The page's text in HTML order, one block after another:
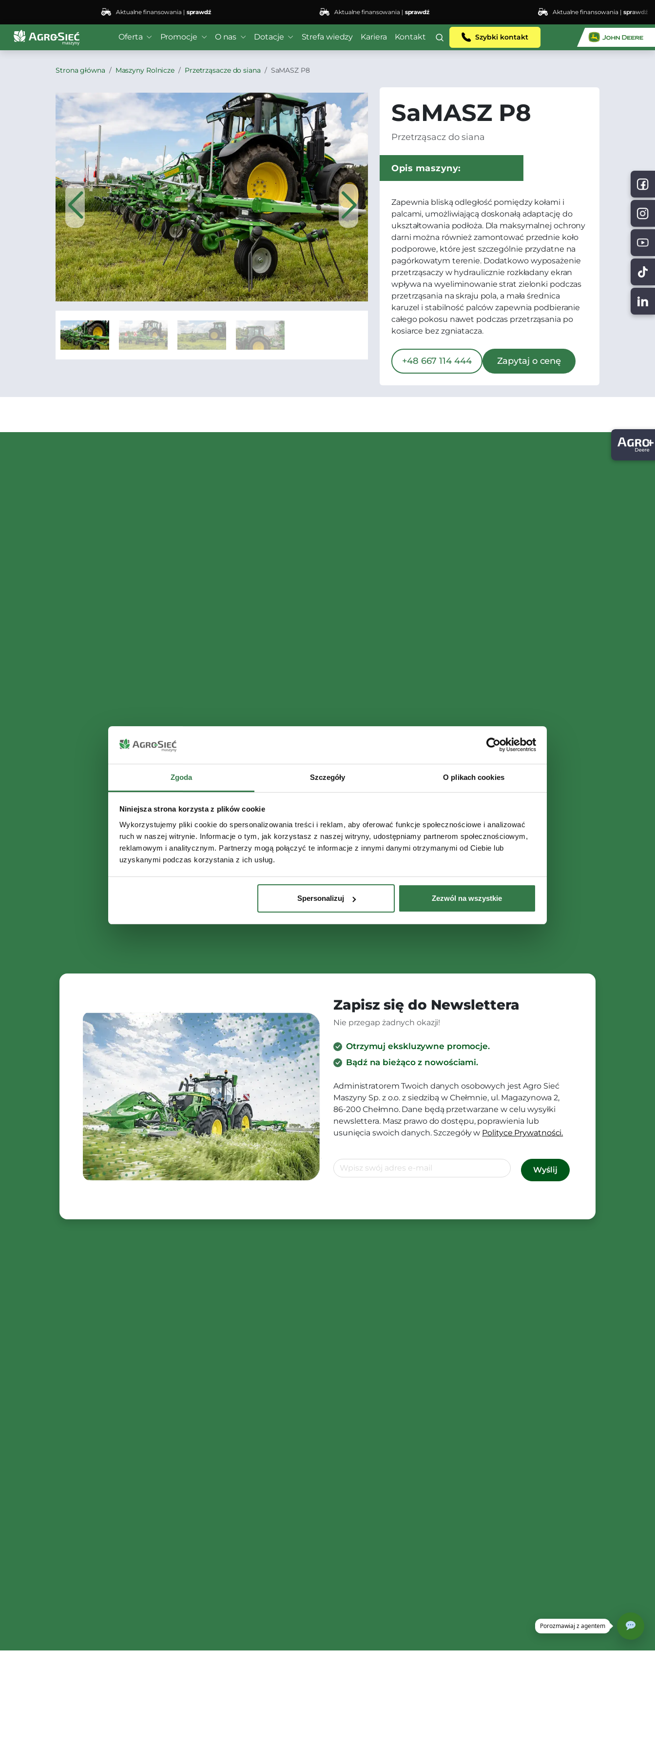
Zgoda Szczegóły O plikach cookies
Niniejsza strona korzysta z plików cookie
Wykorzystujemy pliki cookie do spersonalizowania treści i reklam, aby oferować funkcje społecznościowe i analizować
ruch w naszej witrynie. Informacje o tym, jak korzystasz z naszej witryny, udostępniamy partnerom społecznościowym,
reklamowym i analitycznym. Partnerzy mogą połączyć te informacje z innymi danymi otrzymanymi od Ciebie lub
uzyskanymi podczas korzystania z ich usług.
Spersonalizuj Zezwól na wszystkie
Aktualne finansowania |sprawdź Aktualne finansowania |sprawdź Aktualne finansowania |sprawdź
Oferta Promocje O nas Dotacje Strefa wiedzy Kariera Kontakt Szybki kontakt
Strona główna Maszyny Rolnicze Przetrząsacze do siana SaMASZ P8
SaMASZ P8
Przetrząsacz do siana
Opis maszyny:
Zapewnia bliską odległość pomiędzy kołami i
palcami, umożliwiającą doskonałą adaptację do
ukształtowania podłoża. Dla maksymalnej ochrony
darni można również zamontować przednie koło
podporowe, które jest szczególnie przydatne na
pagórkowatym terenie. Dodatkowo wyposażenie
przetrząsaczy w hydraulicznie rozkładany ekran
wpływa na wyeliminowanie strat zielonki podczas
przetrząsania na skraju pola, a mała średnica
karuzel i stabilność palców zapewnia podbieranie
całego pokosu nawet podczas przetrząsania po
kosiarce bez zgniatacza.
+48 667 114 444 Zapytaj o cenę
Zapisz się do Newslettera
Nie przegap żadnych okazji!
Otrzymuj ekskluzywne promocje.
Bądź na bieżąco z nowościami.
Administratorem Twoich danych osobowych jest Agro Sieć
Maszyny Sp. z o.o. z siedzibą w Chełmnie, ul. Magazynowa 2,
86-200 Chełmno. Dane będą przetwarzane w celu wysyłki
newslettera. Masz prawo do dostępu, poprawienia lub
usunięcia swoich danych. Szczegóły w Polityce Prywatności.